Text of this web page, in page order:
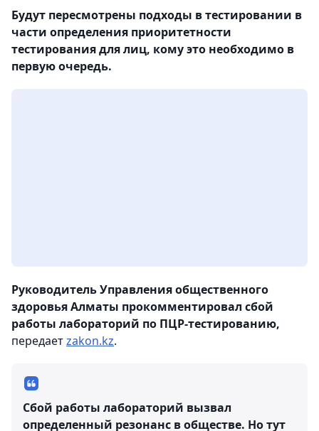
Будут пересмотрены подходы в тестировании в
части определения приоритетности
тестирования для лиц, кому это необходимо в
первую очередь.
Руководитель Управления общественного
здоровья Алматы прокомментировал сбой
работы лабораторий по ПЦР-тестированию,
передаетzakon.kz.
Сбой работы лабораторий вызвал
определенный резонанс в обществе. Но тут